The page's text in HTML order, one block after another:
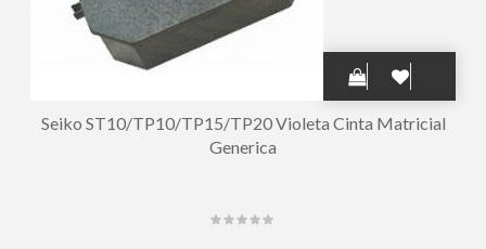
Seiko ST10/TP10/TP15/TP20 Violeta Cinta Matricial
Generica